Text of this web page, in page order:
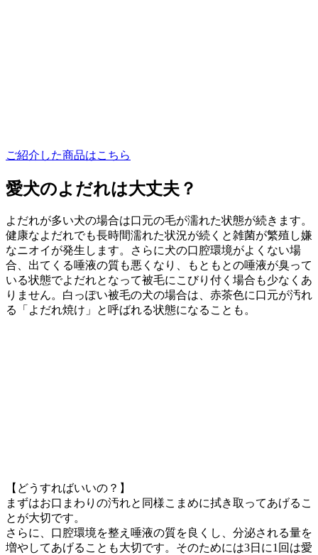
ご紹介した商品はこちら
愛犬のよだれは大丈夫？
よだれが多い犬の場合は口元の毛が濡れた状態が続きます。
健康なよだれでも長時間濡れた状況が続くと雑菌が繁殖し嫌
なニオイが発生します。さらに犬の口腔環境がよくない場
合、出てくる唾液の質も悪くなり、もともとの唾液が臭って
いる状態でよだれとなって被毛にこびり付く場合も少なくあ
りません。白っぽい被毛の犬の場合は、赤茶色に口元が汚れ
る「よだれ焼け」と呼ばれる状態になることも。
【どうすればいいの？】
まずはお口まわりの汚れと同様こまめに拭き取ってあげるこ
とが大切です。
さらに、口腔環境を整え唾液の質を良くし、分泌される量を
増やしてあげることも大切です。そのためには3日に1回は愛